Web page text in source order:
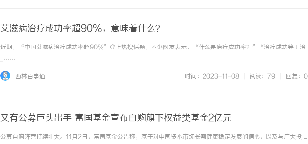
艾滋病治疗成功率超90%，意味着什么？
近期，“中国艾滋病治疗成功率超90%”登上热搜话题，不少网友表示，“什么是治疗成功率？”“治疗成功等于治
...……
西林百事通 时间：2023-11-08 阅读：79 回复：0
又有公募巨头出手 富国基金宣布自购旗下权益类基金2亿元
公募自购阵营持续壮大。11月2日，富国基金公告称，基于对中国资本市场长期健康稳定发展的信心，以及与广大投 ...